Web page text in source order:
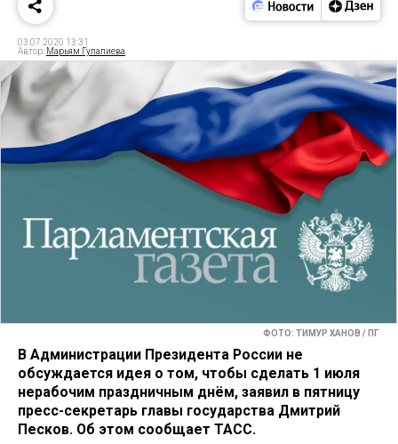
03.07.2020 13:31
Автор: Марьям Гулалиева
ФОТО: ТИМУР ХАНОВ / ПГ
В Администрации Президента России не
обсуждается идея о том, чтобы сделать 1 июля
нерабочим праздничным днём, заявил в пятницу
пресс-секретарь главы государства Дмитрий
Песков. Об этом сообщает ТАСС.